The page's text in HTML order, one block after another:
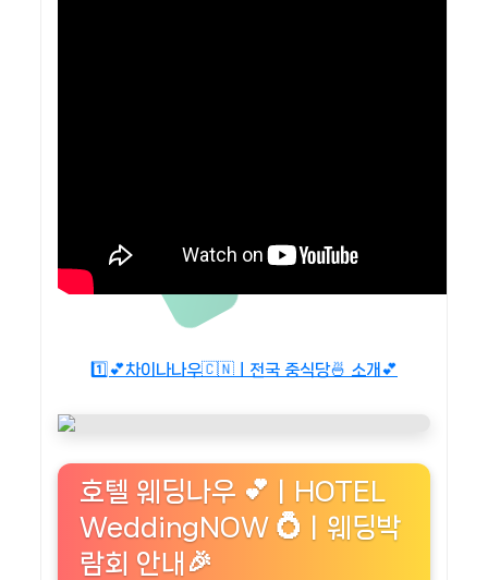
1️⃣💕차이나나우🇨🇳ㅣ전국 중식당🍜 소개💕
호텔 웨딩나우 💕ㅣHOTEL
WeddingNOW 💍ㅣ웨딩박
람회 안내🎉